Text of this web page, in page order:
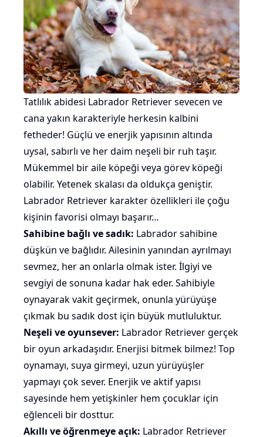
Tatlılık abidesi Labrador Retriever sevecen ve
cana yakın karakteriyle herkesin kalbini
fetheder! Güçlü ve enerjik yapısının altında
uysal, sabırlı ve her daim neşeli bir ruh taşır.
Mükemmel bir aile köpeği veya görev köpeği
olabilir. Yetenek skalası da oldukça geniştir.
Labrador Retriever karakter özellikleri ile çoğu
kişinin favorisi olmayı başarır…
Sahibine bağlı ve sadık: Labrador sahibine
düşkün ve bağlıdır. Ailesinin yanından ayrılmayı
sevmez, her an onlarla olmak ister. İlgiyi ve
sevgiyi de sonuna kadar hak eder. Sahibiyle
oynayarak vakit geçirmek, onunla yürüyüşe
çıkmak bu sadık dost için büyük mutluluktur.
Neşeli ve oyunsever: Labrador Retriever gerçek
biroyun arkadaşıdır. Enerjisi bitmek bilmez! Top
oynamayı, suya girmeyi, uzun yürüyüşler
yapmayı çok sever. Enerjik ve aktif yapısı
sayesinde hem yetişkinler hem çocuklar için
eğlenceli bir dosttur.
Akıllı ve öğrenmeye açık: Labrador Retriever